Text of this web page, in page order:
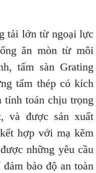
tải lớn từ ngoại lực
ăn mòn từ môi
tấm sàn Grating
tấm thép có kích
tính toán chịu trọng
và được sản xuất
hợp với mạ kẽm
những yêu cầu
bảo độ an toàn